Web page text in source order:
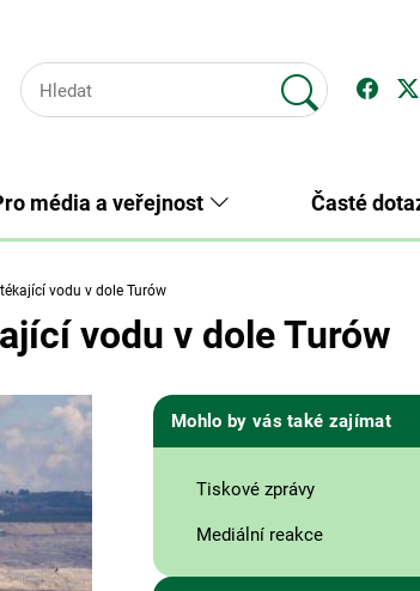
média a veřejnost Časté
vodu v dole Turów
vodu v dole Turów
Mohlo by vás také zajímat
Tiskové zprávy
Mediální reakce